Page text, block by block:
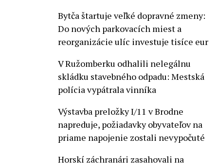
Bytča štartuje veľké dopravné zmeny:
Do nových parkovacích miest a
reorganizácie ulíc investuje tisíce eur
V Ružomberku odhalili nelegálnu
skládku stavebného odpadu: Mestská
polícia vypátrala vinníka
Výstavba preložky I/11 v Brodne
napreduje, požiadavky obyvateľov na
priame napojenie zostali nevypočuté
Horskí záchranári zasahovali na